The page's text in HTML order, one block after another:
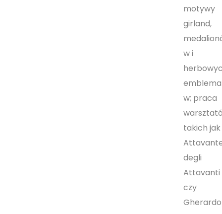
motywy
girland,
w i
w; praca
takich jak
degli
Attavanti
czy